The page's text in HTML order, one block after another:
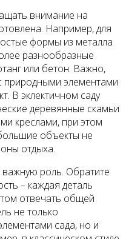
внимание на
Например, для
формы из металла
разнообразные
или бетон. Важно,
природными элементами
В эклектичном саду
деревянные скамьи
креслами, при этом
объекты не
отдыха.
важную роль. Обратите
– каждая деталь
отвечать общей
не только
сада, но и